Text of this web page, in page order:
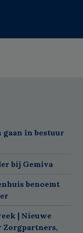
gaan in bestuur
bij Gemiva
benoemt
| Nieuwe
Zorgpartners,